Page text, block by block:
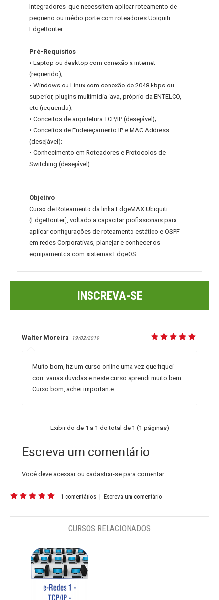
Integradores, que necessitem aplicar roteamento de
pequeno ou médio porte com roteadores Ubiquiti
EdgeRouter.
Pré-Requisitos
• Laptop ou desktop com conexão à internet
(requerido);
• Windows ou Linux com conexão de 2048 kbps ou
superior, plugins multimídia java, próprio da ENTELCO,
etc (requerido);
• Conceitos de arquitetura TCP/IP (desejável);
• Conceitos de Endereçamento IP e MAC Address
(desejável);
• Conhecimento em Roteadores e Protocolos de
Switching (desejável).
Objetivo
Curso de Roteamento da linha EdgeMAX Ubiquiti
(EdgeRouter), voltado a capacitar profissionais para
aplicar configurações de roteamento estático e OSPF
em redes Corporativas, planejar e conhecer os
equipamentos com sistemas EdgeOS.
INSCREVA-SE
Walter Moreira 19/02/2019
Muito bom, fiz um curso online uma vez que fiquei
com varias duvidas e neste curso aprendi muito bem.
Curso bom, achei importante.
Exibindo de 1 a 1 do total de 1 (1 páginas)
Escreva um comentário
Você deve acessarou cadastrar-se para comentar.
1 comentários | Escreva um comentário
CURSOS RELACIONADOS